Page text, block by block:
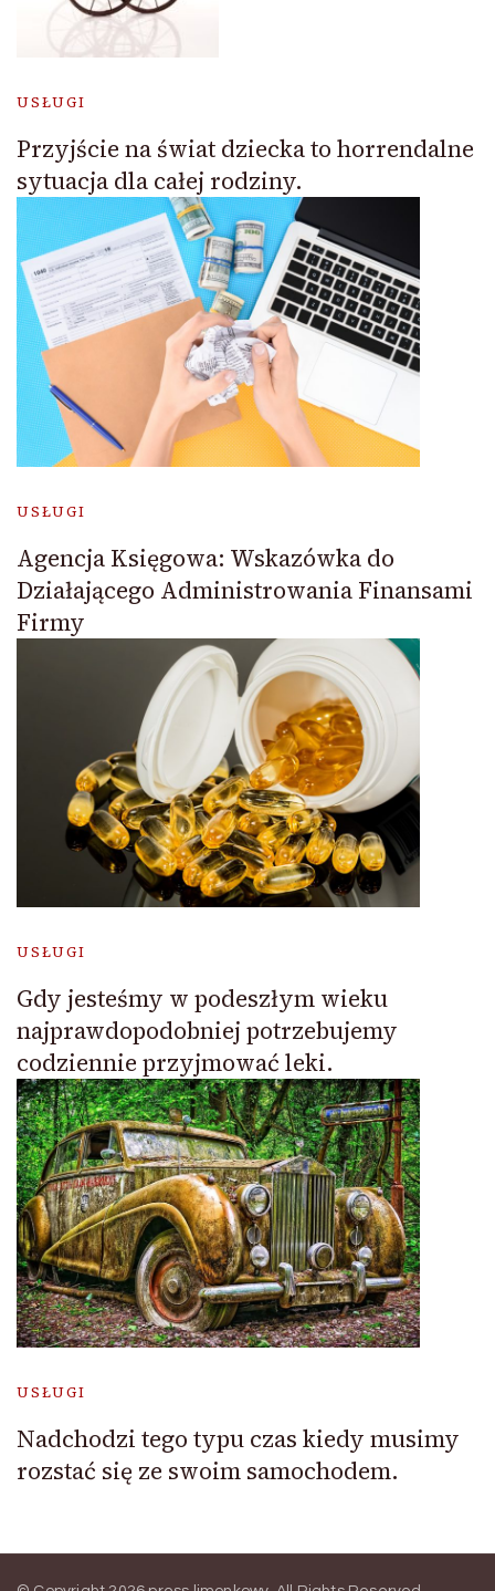
USŁUGI
Przyjście na świat dziecka to horrendalne
sytuacja dla całej rodziny.
USŁUGI
Agencja Księgowa: Wskazówka do
Działającego Administrowania Finansami
Firmy
USŁUGI
Gdy jesteśmy w podeszłym wieku
najprawdopodobniej potrzebujemy
codziennie przyjmować leki.
USŁUGI
Nadchodzi tego typu czas kiedy musimy
rozstać się ze swoim samochodem.